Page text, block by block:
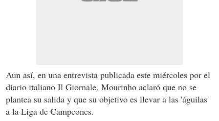
Aun así, en una entrevista publicada este miércoles por el
diario italiano Il Giornale, Mourinho aclaró que no se
plantea su salida y que su objetivo es llevar a las 'águilas'
a la Liga de Campeones.